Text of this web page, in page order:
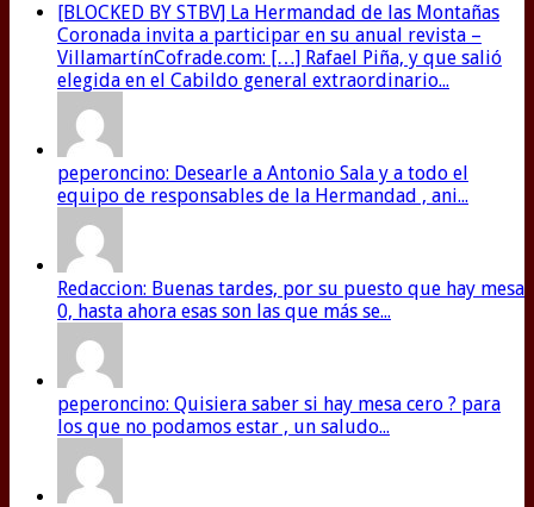
[BLOCKED BY STBV] La Hermandad de las Montañas
Coronada invita a participar en su anual revista –
VillamartínCofrade.com: […] Rafael Piña, y que salió
elegida en el Cabildo general extraordinario...
peperoncino: Desearle a Antonio Sala y a todo el
equipo de responsables de la Hermandad , ani...
Redaccion: Buenas tardes, por su puesto que hay mesa
0, hasta ahora esas son las que más se...
peperoncino: Quisiera saber si hay mesa cero ? para
los que no podamos estar , un saludo...